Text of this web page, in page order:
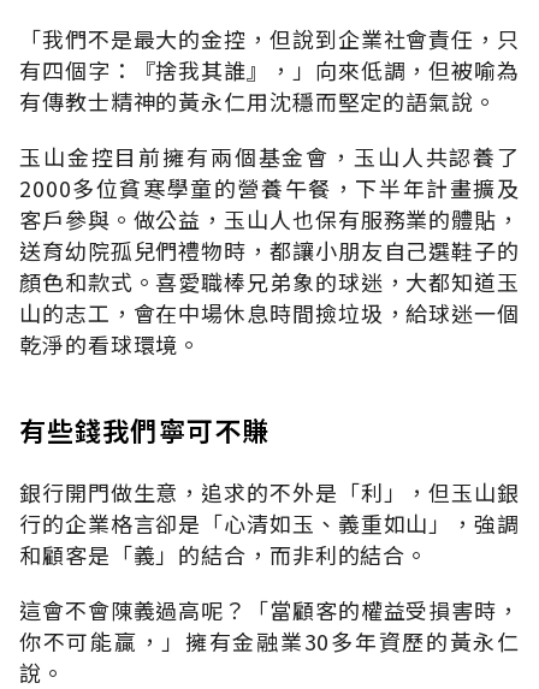
「我們不是最大的金控，但說到企業社會責任，只
有四個字：『捨我其誰』，」向來低調，但被喻為
有傳教士精神的黃永仁用沈穩而堅定的語氣說。
玉山金控目前擁有兩個基金會，玉山人共認養了
2000多位貧寒學童的營養午餐，下半年計畫擴及
客戶參與。做公益，玉山人也保有服務業的體貼，
送育幼院孤兒們禮物時，都讓小朋友自己選鞋子的
顏色和款式。喜愛職棒兄弟象的球迷，大都知道玉
山的志工，會在中場休息時間撿垃圾，給球迷一個
乾淨的看球環境。
有些錢我們寧可不賺
銀行開門做生意，追求的不外是「利」，但玉山銀
行的企業格言卻是「心清如玉、義重如山」，強調
和顧客是「義」的結合，而非利的結合。
這會不會陳義過高呢？「當顧客的權益受損害時，
你不可能贏，」擁有金融業30多年資歷的黃永仁
說。